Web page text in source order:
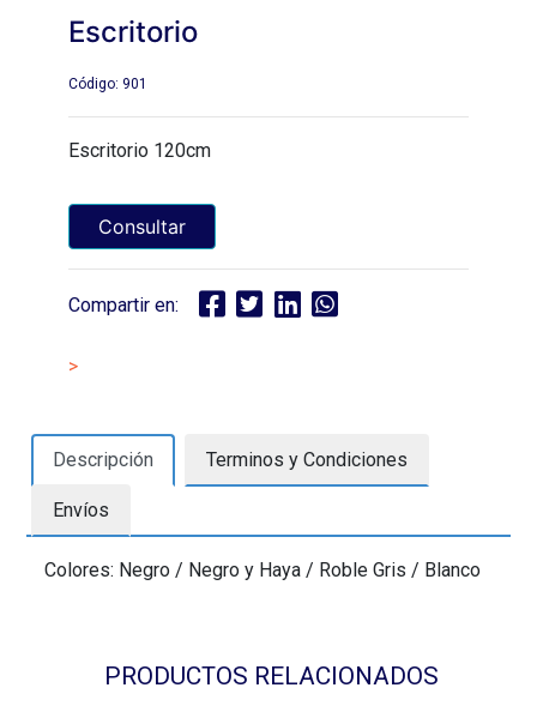
Escritorio
Código: 901
Escritorio 120cm
Consultar
Compartir en:
>
Descripción Terminos y Condiciones
Envíos
Colores: Negro / Negro y Haya / Roble Gris / Blanco
PRODUCTOS RELACIONADOS